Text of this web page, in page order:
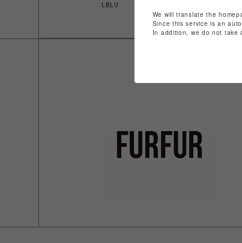
LBLU
We will translate the
Since this service is an
In addition, we do not take